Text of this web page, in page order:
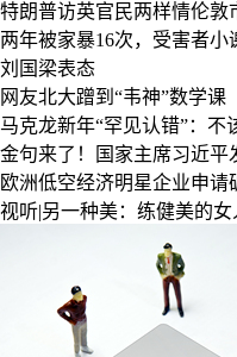
特朗普访英官民两样情伦敦
两年被家暴16次，受害者
刘国梁表态
网友北大蹭到“韦神”数学课
马克龙新年“罕见认错”：不
金句来了！国家主席习近平
欧洲低空经济明星企业申请
视听|另一种美：练健美的女